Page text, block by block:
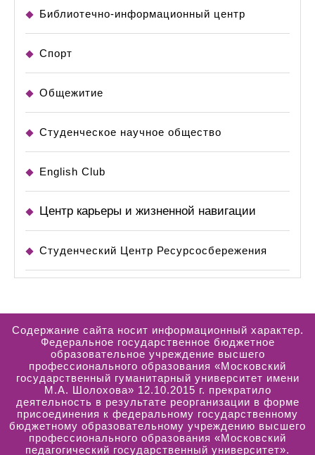
Библиотечно-информационный центр
Спорт
Общежитие
Студенческое научное общество
English Club
Центр карьеры и жизненной навигации
Студенческий Центр Ресурсосбережения
Содержание сайта носит информационный характер.
Федеральное государственное бюджетное
образовательное учреждение высшего
профессионального образования «Московский
государственный гуманитарный университет имени
М.А. Шолохова» 12.10.2015 г. прекратило
деятельность в результате реорганизации в форме
присоединения к федеральному государственному
бюджетному образовательному учреждению высшего
профессионального образования «Московский
педагогический государственный университет».